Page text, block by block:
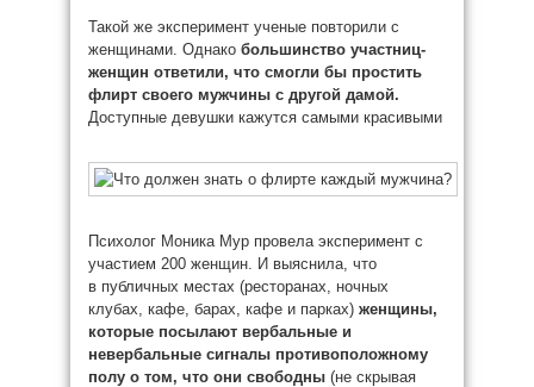
Такой же эксперимент ученые повторили с
женщинами. Однако большинство участниц-
женщин ответили, что смогли бы простить
флирт своего мужчины с другой дамой.
Доступные девушки кажутся самыми красивыми
Психолог Моника Мур провела эксперимент с
участием 200 женщин. И выяснила, что
в публичных местах (ресторанах, ночных
клубах, кафе, барах, кафе и парках) женщины,
которые посылают вербальные и
невербальные сигналы противоположному
полу о том, что они свободны (не скрывая